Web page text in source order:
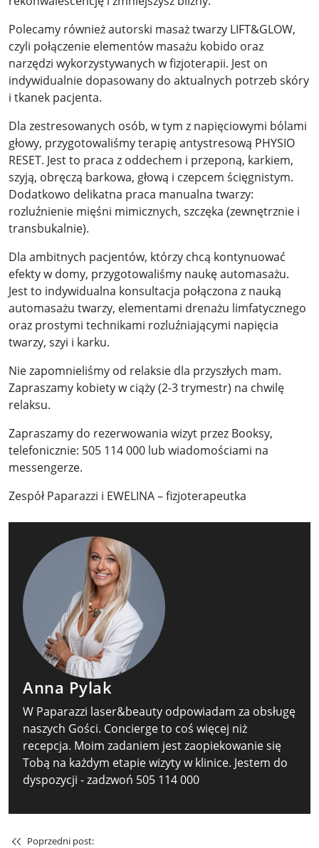
Polecamy również autorski masaż twarzy LIFT&GLOW,
czyli połączenie elementów masażu kobido oraz
narzędzi wykorzystywanych w fizjoterapii. Jest on
indywidualnie dopasowany do aktualnych potrzeb skóry
i tkanek pacjenta.
Dla zestresowanych osób, w tym z napięciowymi bólami
głowy, przygotowaliśmy terapię antystresową PHYSIO
RESET. Jest to praca z oddechem i przeponą, karkiem,
szyją, obręczą barkowa, głową i czepcem ścięgnistym.
Dodatkowo delikatna praca manualna twarzy:
rozluźnienie mięśni mimicznych, szczęka (zewnętrznie i
transbukalnie).
Dla ambitnych pacjentów, którzy chcą kontynuować
efekty w domy, przygotowaliśmy naukę automasażu.
Jest to indywidualna konsultacja połączona z nauką
automasażu twarzy, elementami drenażu limfatycznego
oraz prostymi technikami rozluźniającymi napięcia
twarzy, szyi i karku.
Nie zapomnieliśmy od relaksie dla przyszłych mam.
Zapraszamy kobiety w ciąży (2-3 trymestr) na chwilę
relaksu.
Zapraszamy do rezerwowania wizyt przez Booksy,
telefonicznie: 505 114 000 lub wiadomościami na
messengerze.
Zespół Paparazzi i EWELINA – fizjoterapeutka
Anna Pylak
W Paparazzi laser&beauty odpowiadam za obsługę
naszych Gości. Concierge to coś więcej niż
recepcja. Moim zadaniem jest zaopiekowanie się
Tobą na każdym etapie wizyty w klinice. Jestem do
dyspozycji - zadzwoń 505 114 000
Poprzedni post: